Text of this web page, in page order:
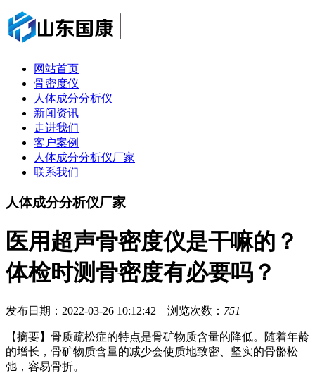
网站首页
骨密度仪
人体成分分析仪
新闻资讯
走进我们
客户案例
人体成分分析仪厂家
联系我们
人体成分分析仪厂家
医用超声骨密度仪是干嘛的？
体检时测骨密度有必要吗？
发布日期：2022-03-26 10:12:42 浏览次数： 751
【摘要】骨质疏松症的特点是骨矿物质含量的降低。随着年龄
的增长，骨矿物质含量的减少会使质地致密、坚实的骨骼松
弛，容易骨折。